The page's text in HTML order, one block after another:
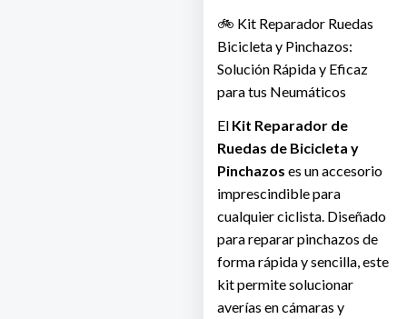
🚲 Kit Reparador Ruedas
Bicicleta y Pinchazos:
Solución Rápida y Eficaz
para tus Neumáticos
El Kit Reparador de
Ruedas de Bicicleta y
Pinchazos es un accesorio
imprescindible para
cualquier ciclista. Diseñado
para reparar pinchazos de
forma rápida y sencilla, este
kit permite solucionar
averías en cámaras y